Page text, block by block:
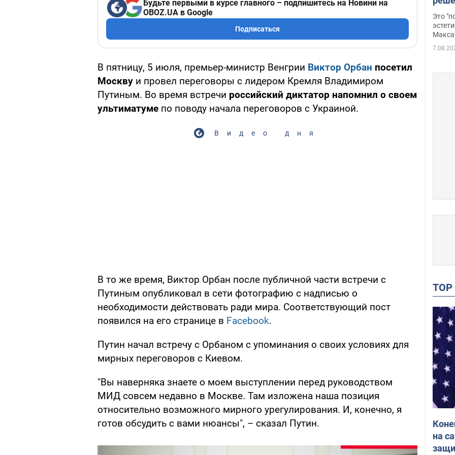
Будьте первыми в курсе главного – подпишитесь на Новини на
OBOZ.UA в Google
Подписаться
В пятницу, 5 июля, премьер-министр Венгрии Виктор Орбан посетил
Москву и провел переговоры с лидером Кремля Владимиром
Путиным. Во время встречи российский диктатор напомнил о своем
ультиматуме по поводу начала переговоров с Украиной.
Видео дня
В то же время, Виктор Орбан после публичной части встречи с
Путиным опубликовал в сети фотографию с надписью о
необходимости действовать ради мира. Соответствующий пост
появился на его странице в Facebook.
Путин начал встречу с Орбаном с упоминания о своих условиях для
мирных переговоров с Киевом.
"Вы наверняка знаете о моем выступлении перед руководством
МИД совсем недавно в Москве. Там изложена наша позиция
относительно возможного мирного урегулирования. И, конечно, я
готов обсудить с вами нюансы", – сказал Путин.
Это
на